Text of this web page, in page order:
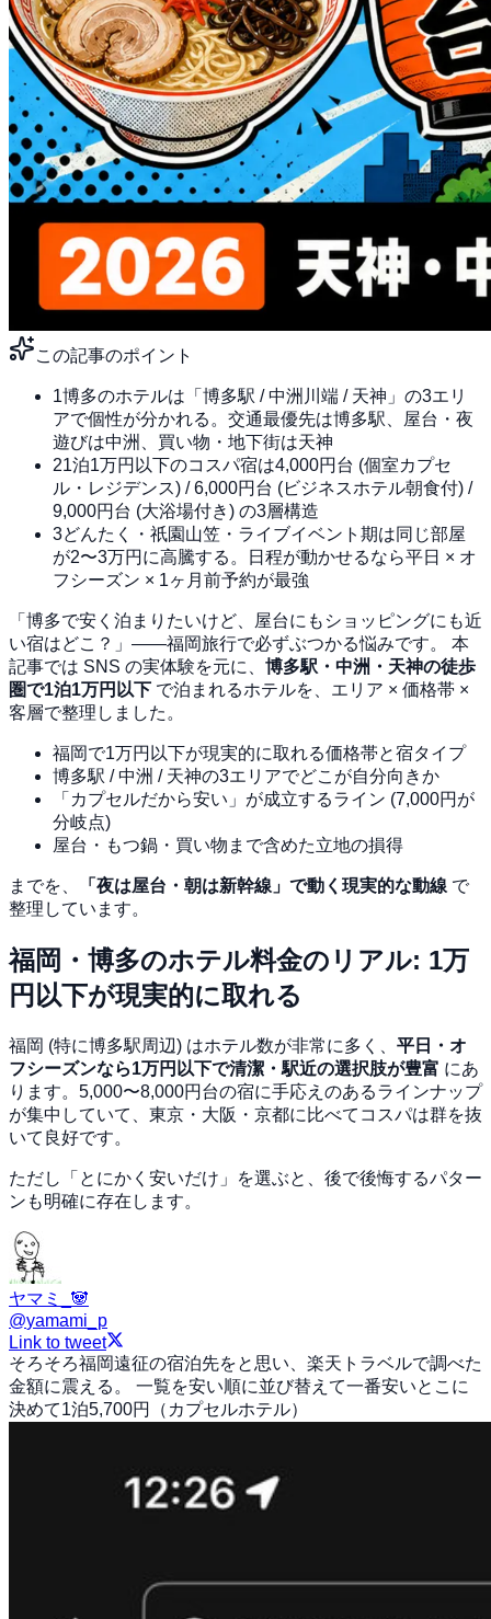
この記事のポイント
1博多のホテルは「博多駅 / 中洲川端 / 天神」の3エリ
アで個性が分かれる。交通最優先は博多駅、屋台・夜
遊びは中洲、買い物・地下街は天神
21泊1万円以下のコスパ宿は4,000円台 (個室カプセ
ル・レジデンス) / 6,000円台 (ビジネスホテル朝食付) /
9,000円台 (大浴場付き) の3層構造
3どんたく・祇園山笠・ライブイベント期は同じ部屋
が2〜3万円に高騰する。日程が動かせるなら平日 × オ
フシーズン × 1ヶ月前予約が最強
「博多で安く泊まりたいけど、屋台にもショッピングにも近
い宿はどこ？」——福岡旅行で必ずぶつかる悩みです。 本
記事では SNS の実体験を元に、 博多駅・中洲・天神の徒歩
圏で1泊1万円以下 で泊まれるホテルを、エリア × 価格帯 ×
客層で整理しました。
福岡で1万円以下が現実的に取れる価格帯と宿タイプ
博多駅 / 中洲 / 天神の3エリアでどこが自分向きか
「カプセルだから安い」が成立するライン (7,000円が
分岐点)
屋台・もつ鍋・買い物まで含めた立地の損得
までを、 「夜は屋台・朝は新幹線」で動く現実的な動線 で
整理しています。
福岡・博多のホテル料金のリアル: 1万
円以下が現実的に取れる
福岡 (特に博多駅周辺) はホテル数が非常に多く、 平日・オ
フシーズンなら1万円以下で清潔・駅近の選択肢が豊富 にあ
ります。5,000〜8,000円台の宿に手応えのあるラインナップ
が集中していて、東京・大阪・京都に比べてコスパは群を抜
いて良好です。
ただし「とにかく安いだけ」を選ぶと、後で後悔するパター
ンも明確に存在します。
ヤマミ_🐼
@yamami_p
Link to tweet
そろそろ福岡遠征の宿泊先をと思い、楽天トラベルで調べた
金額に震える。 一覧を安い順に並び替えて一番安いとこに
決めて1泊5,700円（カプセルホテル）